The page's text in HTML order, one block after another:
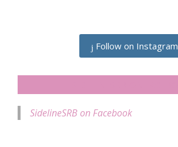
Follow on Instagram
SidelineSRB on Facebook